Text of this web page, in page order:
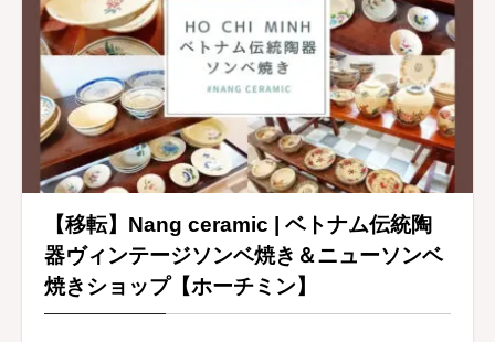
【移転】Nang ceramic | ベトナム伝統陶
器ヴィンテージソンベ焼き＆ニューソンベ
焼きショップ【ホーチミン】